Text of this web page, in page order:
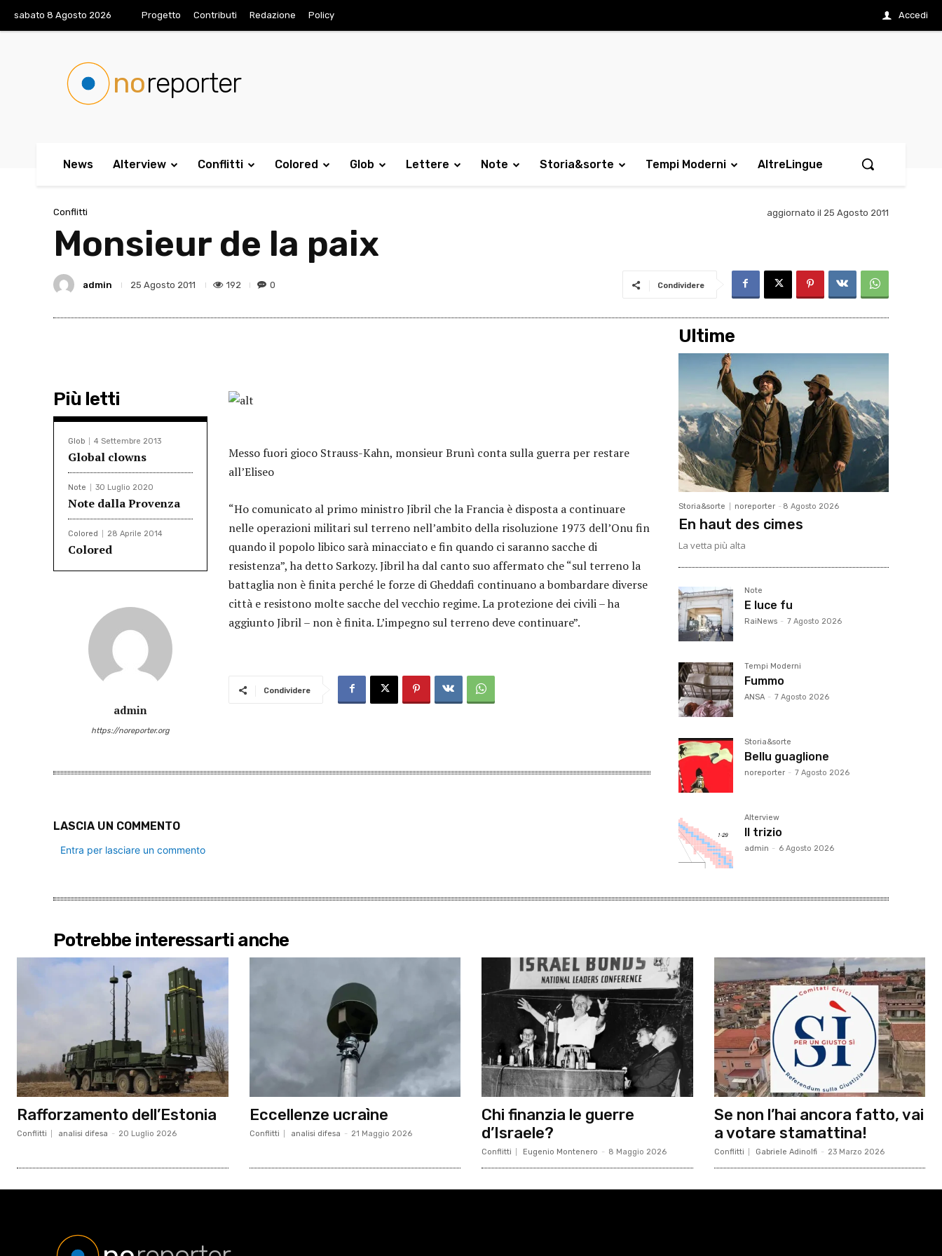
sabato 8 Agosto 2026 Progetto Contributi Redazione Policy Accedi
noreporter
News Alterview Conflitti Colored Glob Lettere Note Storia&sorte Tempi Moderni AltreLingue
Conflitti aggiornato il 25 Agosto 2011
Monsieur de la paix
admin 25 Agosto 2011 192 0 Condividere
Più letti
Glob 4 Settembre 2013
Global clowns
Note 30 Luglio 2020
Note dalla Provenza
Colored 28 Aprile 2014
Colored
admin
https://noreporter.org
Messo fuori gioco Strauss-Kahn, monsieur Brunì conta sulla guerra per restare
all’Eliseo
“Ho comunicato al primo ministro Jibril che la Francia è disposta a continuare
nelle operazioni militari sul terreno nell’ambito della risoluzione 1973 dell’Onu fin
quando il popolo libico sarà minacciato e fin quando ci saranno sacche di
resistenza”, ha detto Sarkozy. Jibril ha dal canto suo affermato che “sul terreno la
battaglia non è finita perché le forze di Gheddafi continuano a bombardare diverse
città e resistono molte sacche del vecchio regime. La protezione dei civili – ha
aggiunto Jibril – non è finita. L’impegno sul terreno deve continuare”.
Condividere
LASCIA UN COMMENTO
Entra per lasciare un commento
Ultime
Storia&sorte noreporter - 8 Agosto 2026
En haut des cimes
La vetta più alta
Note
E luce fu
RaiNews - 7 Agosto 2026
Tempi Moderni
Fummo
ANSA - 7 Agosto 2026
Storia&sorte
Bellu guaglione
noreporter - 7 Agosto 2026
Alterview
Il trizio
admin - 6 Agosto 2026
Potrebbe interessarti anche
Rafforzamento dell’Estonia
Conflitti analisi difesa - 20 Luglio 2026
Eccellenze ucraìne
Conflitti analisi difesa - 21 Maggio 2026
Chi finanzia le guerre
d’Israele?
Conflitti Eugenio Montenero - 8 Maggio 2026
Se non l’hai ancora fatto, vai
a votare stamattina!
Conflitti Gabriele Adinolfi - 23 Marzo 2026